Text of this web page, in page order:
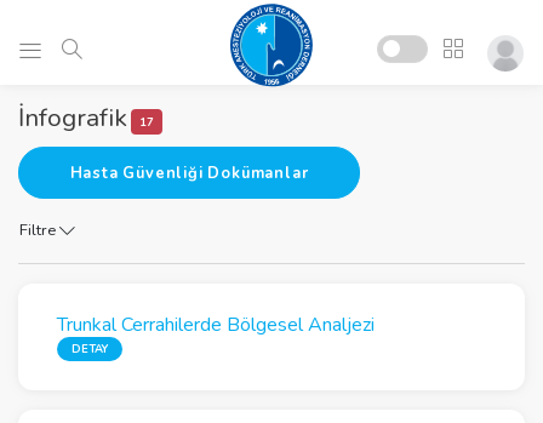
İnfografik 17
Hasta Güvenliği Dokümanlar
Filtre
Trunkal Cerrahilerde Bölgesel Analjezi
DETAY